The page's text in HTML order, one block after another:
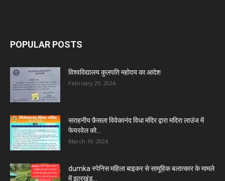
POPULAR POSTS
विश्वविद्यालय कुलपति महोदय का आदेश
February 29, 2024
सराहनीय फ़ैसला विवेकानंद विधा मंदिर द्वारा मदिरा लाउंज में
फेयरवेल को...
March 19, 2024
dumka स्पेनिस महिला बाइकर से सामूहिक बलात्कार के मामले
में झारखंड...